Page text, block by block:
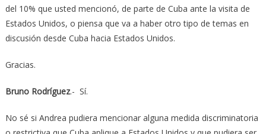
del 10% que usted mencionó, de parte de Cuba ante la visita de
Estados Unidos, o piensa que va a haber otro tipo de temas en
discusión desde Cuba hacia Estados Unidos.
Gracias.
Bruno Rodríguez.- Sí.
No sé si Andrea pudiera mencionar alguna medida discriminatoria